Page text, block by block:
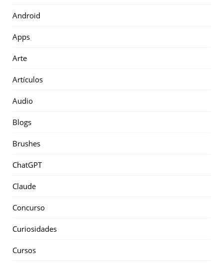
Android
Apps
Arte
Artículos
Audio
Blogs
Brushes
ChatGPT
Claude
Concurso
Curiosidades
Cursos